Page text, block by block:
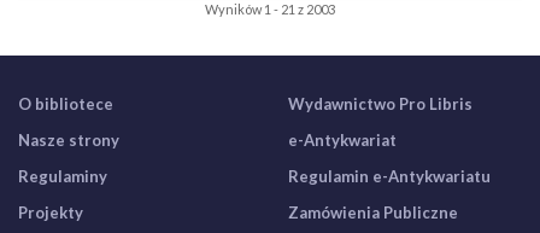
Wyników 1 - 21 z 2003
O bibliotece
Nasze strony
Regulaminy
Projekty
Wydawnictwo Pro Libris
e-Antykwariat
Regulamin e-Antykwariatu
Zamówienia Publiczne